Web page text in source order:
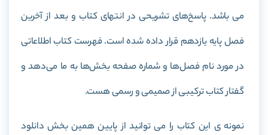
می باشد. پاسخ‌های تشریحی در انتهای کتاب و بعد از آخرین
فصل پایه یازدهم قرار داده‌ شده است. فهرست کتاب اطلاعاتی
در مورد نام فصل‌ها و شماره صفحه بخش‌ها به ما می‌دهد و
گفتار کتاب ترکیبی از صمیمی و رسمی هست.
نمونه ی این کتاب را می توانید از پایین همین بخش دانلود